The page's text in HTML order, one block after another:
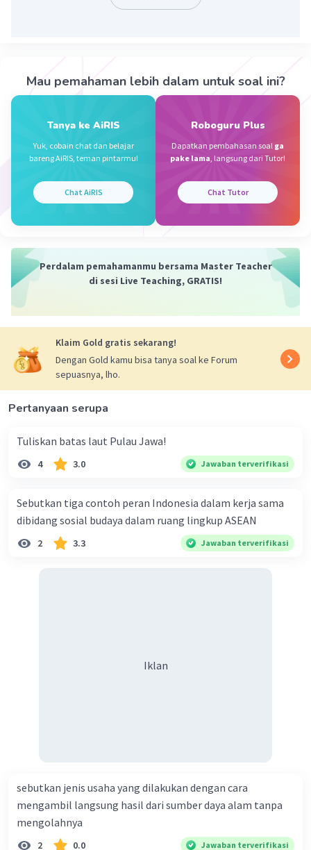
Iklan
bangunan penahan aliran air sungai sehingga
membentuk suatu waduk
Beri Rating
25 Desember 2023 23:25
bangunan penahan aliran air sungai sehingga
Beri Rating·0.0(0) Balas
Mau pemahaman lebih dalam untuk soal ini?
Tanya ke AiRIS
Yuk, cobain chat dan belajar
bareng AiRIS, teman pintarmu!
Chat AiRIS
Roboguru Plus
Dapatkan pembahasan soal ga
pake lama, langsung dari Tutor!
Chat Tutor
Perdalam pemahamanmu bersama Master Teacher
di sesi Live Teaching, GRATIS!
Klaim Gold gratis sekarang!
Dengan Gold kamu bisa tanya soal ke Forum
sepuasnya, lho.
Pertanyaan serupa
Tuliskan batas laut Pulau Jawa!
4 3.0 Jawaban terverifikasi
Sebutkan tiga contoh peran Indonesia dalam kerja sama
dibidang sosial budaya dalam ruang lingkup ASEAN
2 3.3 Jawaban terverifikasi
Iklan
sebutkan jenis usaha yang dilakukan dengan cara
mengambil langsung hasil dari sumber daya alam tanpa
mengolahnya
2 0.0 Jawaban terverifikasi